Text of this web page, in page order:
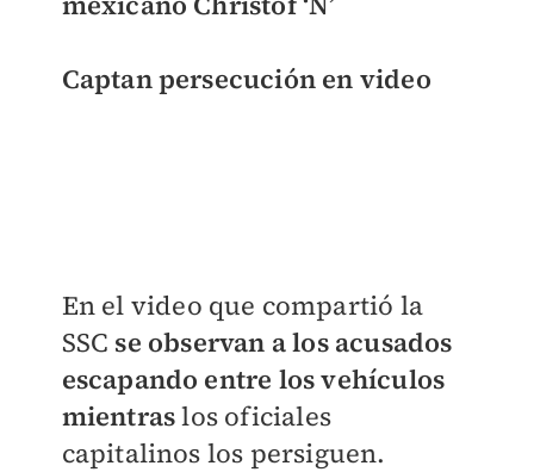
Captan persecución en video
En el video que compartió la
SSC se observan a los acusados
escapando entre los vehículos
mientraslos oficiales
capitalinos los persiguen.